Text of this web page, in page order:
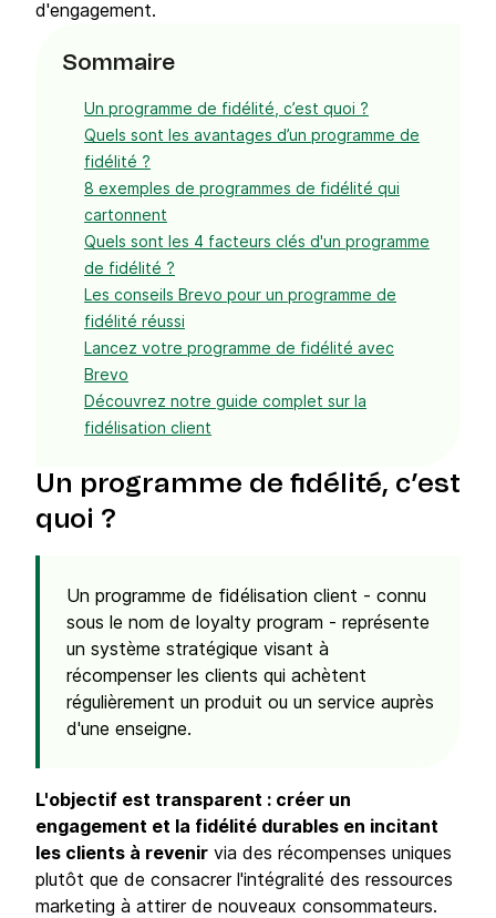
d'engagement.
Sommaire
Un programme de fidélité, c’est quoi ?
Quels sont les avantages d’un programme de
fidélité ?
8 exemples de programmes de fidélité qui
cartonnent
Quels sont les 4 facteurs clés d'un programme
de fidélité ?
Les conseils Brevo pour un programme de
fidélité réussi
Lancez votre programme de fidélité avec
Brevo
Découvrez notre guide complet sur la
fidélisation client
Un programme de fidélité, c’est
quoi ?
Un programme de fidélisation client - connu
sous le nom de loyalty program - représente
un système stratégique visant à
récompenser les clients qui achètent
régulièrement un produit ou un service auprès
d'une enseigne.
L'objectif est transparent : créer un
engagement et la fidélité durables en incitant
les clients à revenir via des récompenses uniques
plutôt que de consacrer l'intégralité des ressources
marketing à attirer de nouveaux consommateurs.